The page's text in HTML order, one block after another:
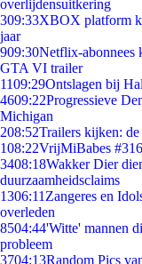
overlijdensuitkering
309:33XBOX platform
jaar
909:30Netflix-abonnees
GTA VI trailer
1109:29Ontslagen bij
4609:22Progressieve
Michigan
208:52Trailers kijken: de
108:22VrijMiBabes
3408:18Wakker Dier
duurzaamheidsclaims
1306:11 Zangeres en
overleden
8504:44'Witte' mannen
probleem
3704:13Random Pics